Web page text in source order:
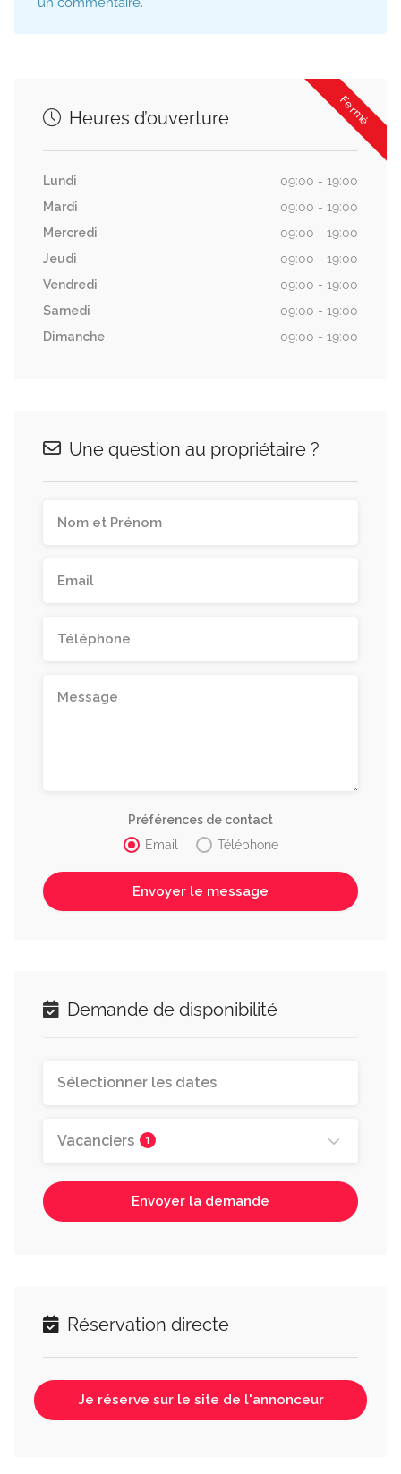
Fermé
Heures d’ouverture
Lundi
09:00 - 19:00
Mardi
09:00 - 19:00
Mercredi
09:00 - 19:00
Jeudi
09:00 - 19:00
Vendredi
09:00 - 19:00
Samedi
09:00 - 19:00
Dimanche
09:00 - 19:00
Une question au propriétaire ?
Préférences de contact
Email
Téléphone
Demande de disponibilité
Vacanciers 1
Envoyer la demande
Réservation directe
Je réserve sur le site de l'annonceur